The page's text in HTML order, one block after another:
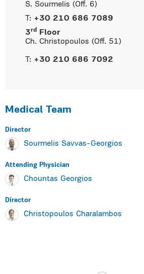
S. Sourmelis (Off. 6)
T: +30 210 686 7089
3rd
Floor
Ch. Christopoulos (Off. 51)
T: +30 210 686 7092
Medical Team
Director
Sourmelis Savvas-Georgios
Attending Physician
Chountas Georgios
Director
Christopoulos Charalambos